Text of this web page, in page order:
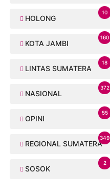
HOLONG
10
KOTA JAMBI
160
LINTAS SUMATERA
18
NASIONAL
372
OPINI
55
REGIONAL SUMATERA
349
SOSOK
2